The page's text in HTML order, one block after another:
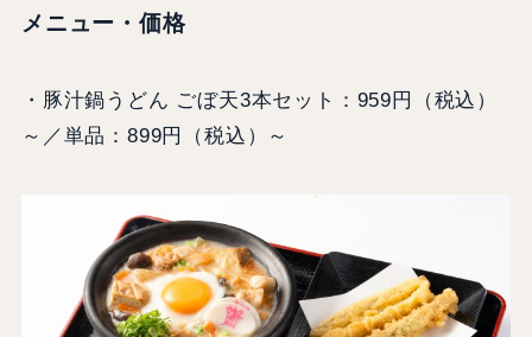
メニュー・価格
・豚汁鍋うどん ごぼ天3本セット：959円（税込）
～／単品：899円（税込）～